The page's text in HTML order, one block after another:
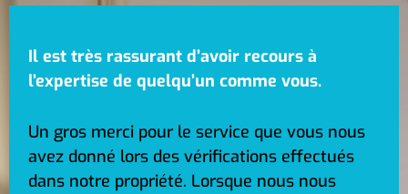
Il est très rassurant d’avoir recours à
l’expertise de quelqu’un comme vous.
Un gros merci pour le service que vous nous
avez donné lors des vérifications effectués
dans notre propriété. Lorsque nous nous